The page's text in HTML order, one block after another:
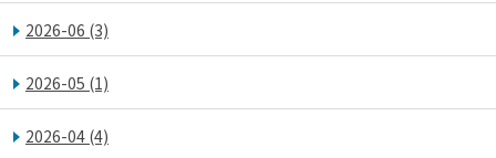
2026-06 (3)
2026-05 (1)
2026-04 (4)